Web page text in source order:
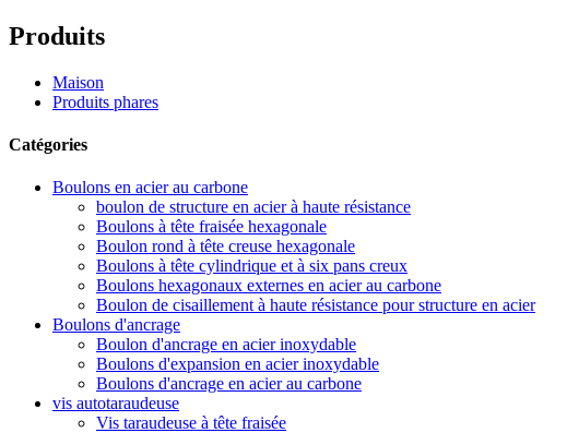
Produits
Maison
Produits phares
Catégories
Boulons en acier au carbone
boulon de structure en acier à haute résistance
Boulons à tête fraisée hexagonale
Boulon rond à tête creuse hexagonale
Boulons à tête cylindrique et à six pans creux
Boulons hexagonaux externes en acier au carbone
Boulon de cisaillement à haute résistance pour structure en acier
Boulons d'ancrage
Boulon d'ancrage en acier inoxydable
Boulons d'expansion en acier inoxydable
Boulons d'ancrage en acier au carbone
vis autotaraudeuse
Vis taraudeuse à tête fraisée